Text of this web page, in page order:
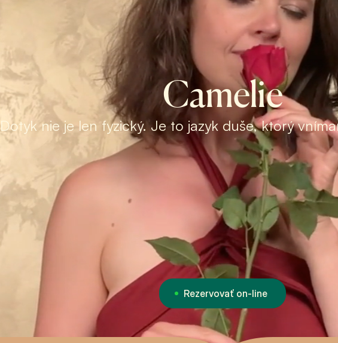
Camelie
Dotyk nie je len fyzický. Je to jazyk duše, ktorý
Rezervovať on-line